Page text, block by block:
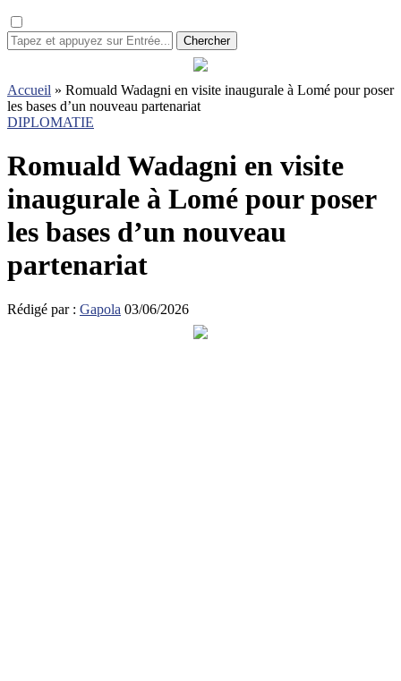
Chercher
Accueil » Romuald Wadagni en visite inaugurale à Lomé pour poser
les bases d’un nouveau partenariat
DIPLOMATIE
Romuald Wadagni en visite
inaugurale à Lomé pour poser
les bases d’un nouveau
partenariat
Rédigé par : Gapola 03/06/2026